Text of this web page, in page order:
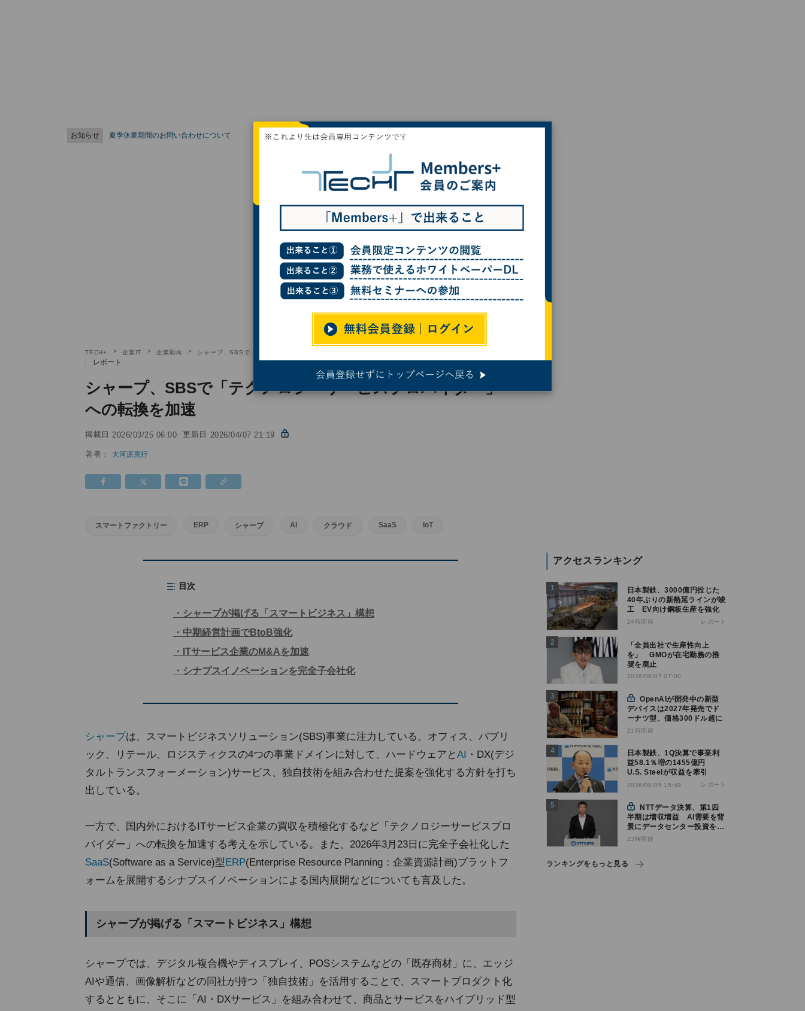
お知らせ 夏季休業期間のお問い合わせについて
TECH+ 企業IT 企業動向 シャープ、SBSで「テクノロジーサービスプロバイダー」への転換を加速
レポート
シャープ、SBSで「テクノロジーサービスプロバイダー」
への転換を加速
掲載日 2026/03/25 06:00 更新日 2026/04/07 21:19
著者： 大河原克行
スマートファクトリー ERP シャープ AI クラウド SaaS IoT
目次
シャープが掲げる「スマートビジネス」構想
中期経営計画でBtoB強化
ITサービス企業のM&Aを加速
シナプスイノベーションを完全子会社化
シャープは、スマートビジネスソリューション(SBS)事業に注力している。オフィス、パブリ
ック、リテール、ロジスティクスの4つの事業ドメインに対して、ハードウェアと AI ・DX(デジ
タルトランスフォーメーション)サービス、独自技術を組み合わせた提案を強化する方針を打ち
出している。
一方で、国内外におけるITサービス企業の買収を積極化するなど「テクノロジーサービスプロ
バイダー」への転換を加速する考えを示している。また、2026年3月23日に完全子会社化した
SaaS(Software as a Service)型ERP(Enterprise Resource Planning：企業資源計画)プラットフ
ォームを展開するシナプスイノベーションによる国内展開などについても言及した。
シャープが掲げる「スマートビジネス」構想
シャープでは、デジタル複合機やディスプレイ、POSシステムなどの「既存商材」に、エッジ
AIや通信、画像解析などの同社が持つ「独自技術」を活用することで、スマートプロダクト化
するとともに、そこに「AI・DXサービス」を組み合わせて、商品とサービスをハイブリッド型
アクセスランキング
日本製鉄、3000億円投じた
40年ぶりの新熱延ラインが竣
工 EV向け鋼板生産を強化
24時間前 レポート
「全員出社で生産性向上
を」 GMOが在宅勤務の推
奨を廃止
2026/08/07 07:00
OpenAIが開発中の新型
デバイスは2027年発売でド
ーナツ型、価格300ドル超に
21時間前
日本製鉄、1Q決算で事業利
益58.1％増の1455億円
U.S. Steelが収益を牽引
2026/08/05 15:49 レポート
半期は増収増益 AI需要を背
景にデータセンター投資を加
速
23時間前
ランキングをもっと見る